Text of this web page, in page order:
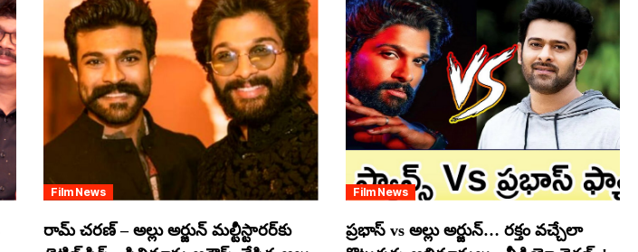
Film News
రామ్ చరణ్ – అల్లు అర్జున్ మల్టీస్టారర్​కు
Film News
ప్రభాస్ vs అల్లు అర్జున్… రక్తం వచ్చేలా